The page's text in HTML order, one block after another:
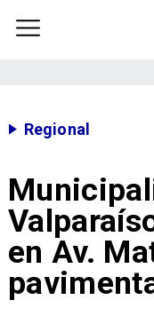
Regional
en Av.